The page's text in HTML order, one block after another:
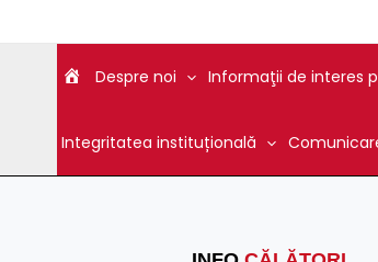
Despre noi Informaţii de interes
Integritatea instituțională